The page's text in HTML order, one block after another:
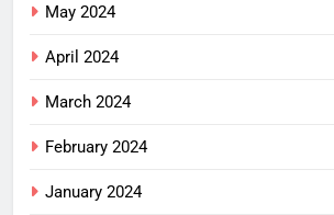
May 2024
April 2024
March 2024
February 2024
January 2024